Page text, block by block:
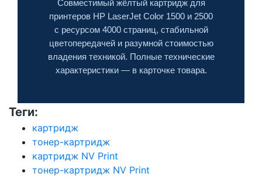
Совместимый жёлтый картридж для
принтеров HP LaserJet Color 1500 и 2500
с ресурсом 4000 страниц, стабильной
цветопередачей и разумной стоимостью
владения техникой. Полные технические
характеристики — в карточке товара.
Теги:
картридж
тонер-картридж
картридж NV Print
тонер-картридж NV Print